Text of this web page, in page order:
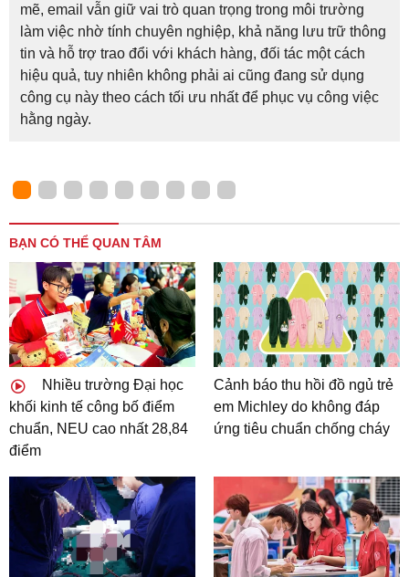
mẽ, email vẫn giữ vai trò quan trọng trong môi trường
làm việc nhờ tính chuyên nghiệp, khả năng lưu trữ thông
tin và hỗ trợ trao đổi với khách hàng, đối tác một cách
hiệu quả, tuy nhiên không phải ai cũng đang sử dụng
công cụ này theo cách tối ưu nhất để phục vụ công việc
hằng ngày.
BẠN CÓ THỂ QUAN TÂM
Nhiều trường Đại học
khối kinh tế công bố điểm
chuẩn, NEU cao nhất 28,84
điểm
Cảnh báo thu hồi đồ ngủ trẻ
em Michley do không đáp
ứng tiêu chuẩn chống cháy